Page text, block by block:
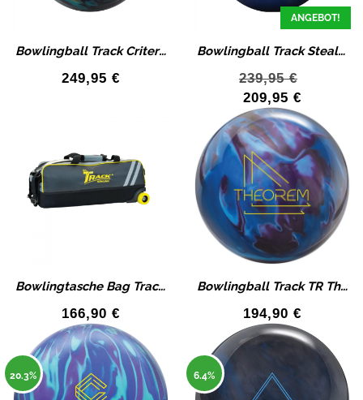
Bowlingball Track Criterion Hybrid Bowlingkugel
249,95 €
ANGEBOT!
Bowlingball Track Stealth Mode Bowlingkugel
239,95€
209,95 €
Bowlingtasche Bag Track Select Triple Tote Ballwagen
166,90 €
Bowlingball Track TR Theorem Pearl – Bowlingkugel
194,90 €
20.3% 6.4%